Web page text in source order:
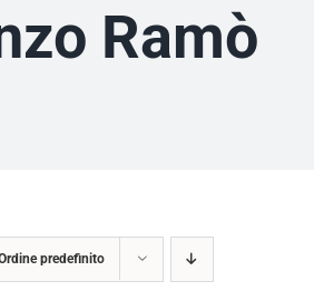
Ramò
predefinito